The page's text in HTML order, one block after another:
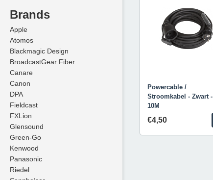
Brands
Apple
Atomos
Blackmagic Design
BroadcastGear Fiber
Canare
Canon
DPA
Fieldcast
FXLion
Glensound
Green-Go
Kenwood
Panasonic
Riedel
Powercable /
Stroomkabel - Zwart -
10M
€4,50